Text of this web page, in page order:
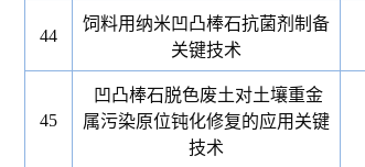
44
饲料用纳米凹凸棒石抗菌剂制备
关键技术
45
凹凸棒石脱色废土对土壤重金
属污染原位钝化修复的应用关键
技术